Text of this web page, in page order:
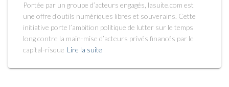
Portée par un groupe d’acteurs engagés, lasuite.com est
une offre d’outils numériques libres et souverains. Cette
initiative porte l’ambition politique de lutter sur le temps
long contre la main-mise d’acteurs privés financés par le
capital-risque Lire la suite